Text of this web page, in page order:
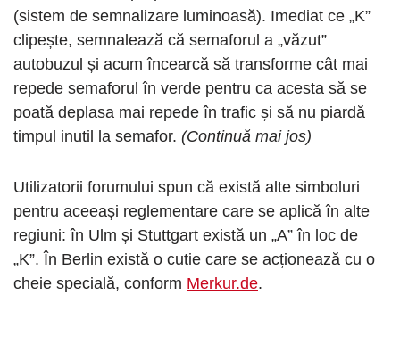
(sistem de semnalizare luminoasă). Imediat ce „K”
clipește, semnalează că semaforul a „văzut”
autobuzul și acum încearcă să transforme cât mai
repede semaforul în verde pentru ca acesta să se
poată deplasa mai repede în trafic și să nu piardă
timpul inutil la semafor. (Continuă mai jos)
Utilizatorii forumului spun că există alte simboluri
pentru aceeași reglementare care se aplică în alte
regiuni: în Ulm și Stuttgart există un „A” în loc de
„K”. În Berlin există o cutie care se acționează cu o
cheie specială, conform Merkur.de.